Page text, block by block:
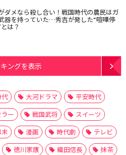
ダメなら殺し合い！戦国時代の農民はガ
器を持っていた…秀吉が発した“喧嘩停
は？
ングを表示
大河ドラマ
平安時代
ー 戦国武将
スイーツ
漫画 時代劇
テレビ
徳川家康 織田信長
抹茶